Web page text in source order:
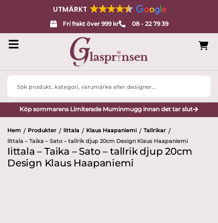
UTMÄRKT
Fri frakt över 999 kr 08 - 22 79 39
Search
Köp sommarens Limiterade Muminmugg innan det tar slut
Hem / Produkter / Iittala / Klaus Haapaniemi / Tallrikar /
Iittala – Taika – Sato – tallrik djup 20cm Design Klaus Haapaniemi
Iittala – Taika – Sato – tallrik djup 20cm
Design Klaus Haapaniemi